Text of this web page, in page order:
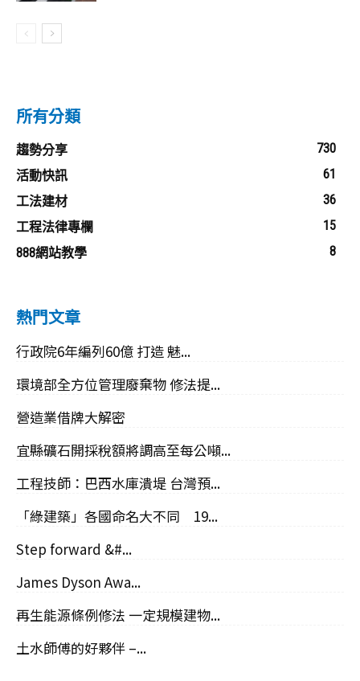
所有分類
趨勢分享
730
活動快訊
61
工法建材
36
工程法律專欄
15
888網站教學
8
熱門文章
行政院6年編列60億 打造 魅...
環境部全方位管理廢棄物 修法提...
營造業借牌大解密
宜縣礦石開採稅額將調高至每公噸...
工程技師：巴西水庫潰堤 台灣預...
「綠建築」各國命名大不同 19...
Step forward &#...
James Dyson Awa...
再生能源條例修法 一定規模建物...
土水師傅的好夥伴 –...